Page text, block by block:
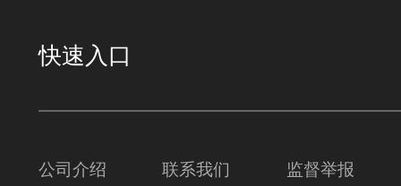
快速入口
公司介绍 联系我们
监督举报